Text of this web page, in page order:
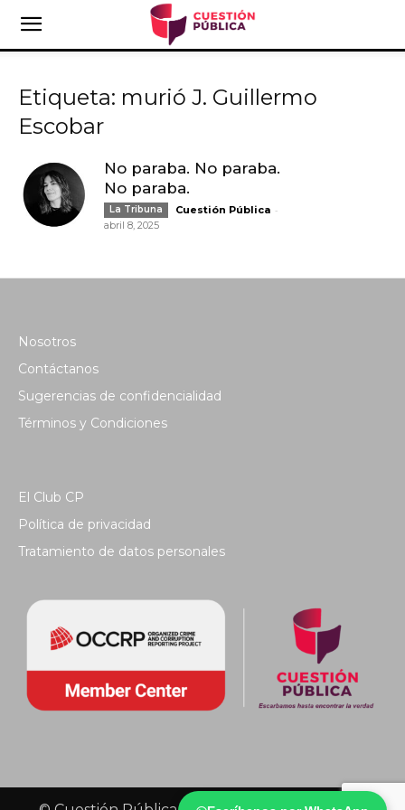
Etiqueta: murió J. Guillermo
Escobar
No paraba. No paraba.
No paraba.
La Tribuna Cuestión Pública -
abril 8, 2025
Nosotros
Contáctanos
Sugerencias de confidencialidad
Términos y Condiciones
El Club CP
Política de privacidad
Tratamiento de datos personales